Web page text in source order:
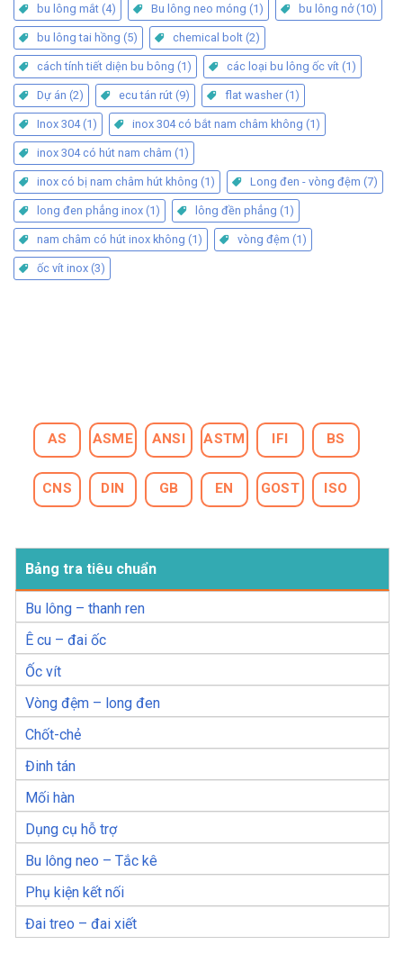
bu lông mắt (4) Bu lông neo móng (1) bu lông nở(10)
bu lông tai hồng (5) chemical bolt (2)
cách tính tiết diện bu bông (1) các loại bu lông ốc vít (1)
Dự án (2) ecu tán rút (9) flat washer (1)
Inox 304(1) inox 304 có bắt nam châm không (1)
inox 304 có hút nam châm (1)
inox có bị nam châm hút không (1) Long đen - vòng đệm (7)
long đen phẳng inox (1) lông đền phẳng (1)
nam châm có hút inox không (1) vòng đệm (1)
ốc vít inox (3)
AS ASME ANSI ASTM IFI BS
CNS DIN GB EN GOST ISO
Bảng tra tiêu chuẩn
Bu lông – thanh ren
Ê cu – đai ốc
Ốc vít
Vòng đệm – long đen
Chốt-chẻ
Đinh tán
Mối hàn
Dụng cụ hỗ trợ
Bu lông neo – Tắc kê
Phụ kiện kết nối
Đai treo – đai xiết